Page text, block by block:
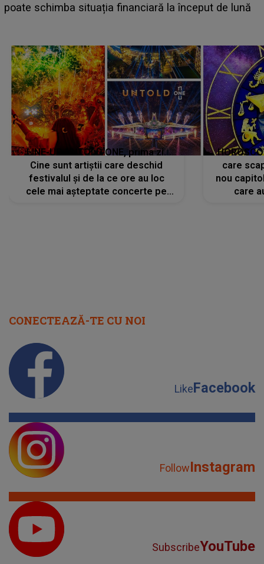
suedeză a ajuns deja în România și s-a filmat din
LINE-UP UNTOLD ONE, prima zi.
Cine sunt artiștii care deschid
festivalul și de la ce ore au loc
cele mai așteptate concerte pe
care
nou
care
CONECTEAZĂ-TE CU NOI
LikeFacebook
FollowInstagram
SubscribeYouTube